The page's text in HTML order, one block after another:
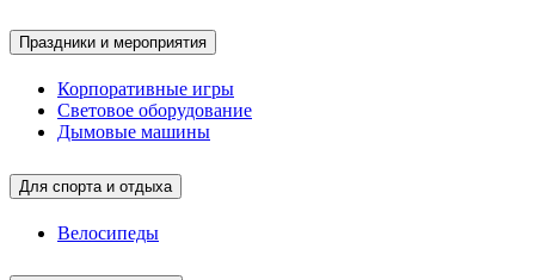
Праздники и мероприятия
Корпоративные игры
Световое оборудование
Дымовые машины
Для спорта и отдыха
Велосипеды